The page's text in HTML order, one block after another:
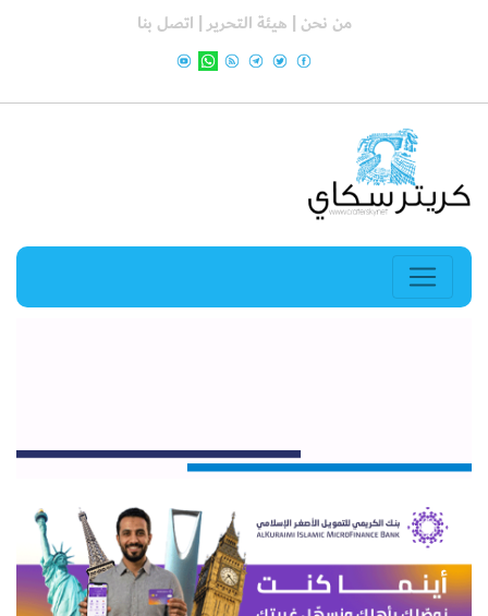
من نحن | هيئة التحرير | اتصل بنا